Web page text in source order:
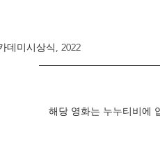
데미시상식, 2022
해당 영화는 누누티비에